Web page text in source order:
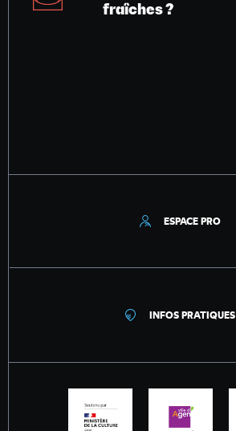
fraîches ?
ESPACE PRO
INFOS PRATIQUES